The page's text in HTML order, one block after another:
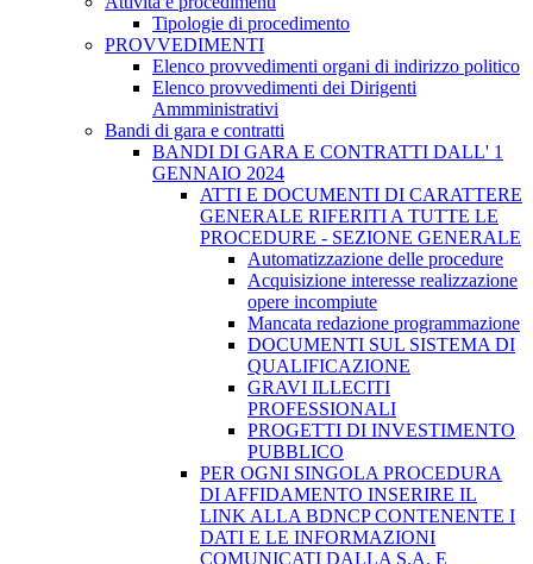
Tipologie di procedimento
PROVVEDIMENTI
Elenco provvedimenti organi di indirizzo politico
Elenco provvedimenti dei Dirigenti
Ammministrativi
Bandi di gara e contratti
BANDI DI GARA E CONTRATTI DALL' 1
GENNAIO 2024
ATTI E DOCUMENTI DI CARATTERE
GENERALE RIFERITI A TUTTE LE
PROCEDURE - SEZIONE GENERALE
Automatizzazione delle procedure
Acquisizione interesse realizzazione
opere incompiute
Mancata redazione programmazione
DOCUMENTI SUL SISTEMA DI
QUALIFICAZIONE
GRAVI ILLECITI
PROFESSIONALI
PROGETTI DI INVESTIMENTO
PUBBLICO
PER OGNI SINGOLA PROCEDURA
DI AFFIDAMENTO INSERIRE IL
LINK ALLA BDNCP CONTENENTE I
DATI E LE INFORMAZIONI
COMUNICATI DALLA S.A. E